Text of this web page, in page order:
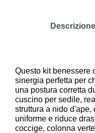
Descrizione
Questo kit benessere
sinergia perfetta per
una postura corretta
cuscino per sedile,
struttura a nido
uniforme e riduce
coccige, colonna